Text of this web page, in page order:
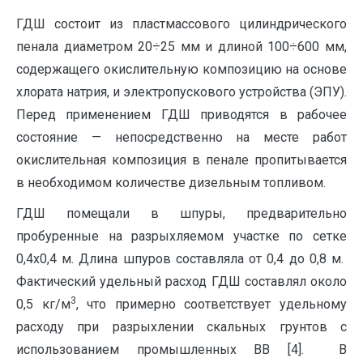
ГДШ состоит из пластмассового цилиндрического
пенала диаметром 20÷25 мм и длиной 100÷600 мм,
содержащего окислительную композицию на основе
хлората натрия, и электропускового устройства (ЭПУ).
Перед применением ГДШ приводятся в рабочее
состояние — непосредственно на месте работ
окислительная композиция в пенале пропитывается
в необходимом количестве дизельным топливом.
ГДШ помещали в шпуры, предварительно
пробуренные на разрыхляемом участке по сетке
0,4х0,4 м. Длина шпуров составляла от 0,4 до 0,8 м.
Фактический удельный расход ГДШ составлял около
0,5 кг/м3, что примерно соответствует удельному
расходу при разрыхлении скальных грунтов с
использованием промышленных ВВ [4]. В